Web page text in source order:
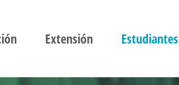
Extensión Estudiantes